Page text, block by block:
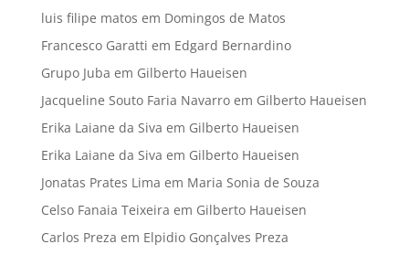
luis filipe matos em Domingos de Matos
Francesco Garatti em Edgard Bernardino
Grupo Juba em Gilberto Haueisen
Jacqueline Souto Faria Navarroem Gilberto Haueisen
Erika Laiane da Siva em Gilberto Haueisen
Erika Laiane da Siva em Gilberto Haueisen
Jonatas Prates Lima em Maria Sonia de Souza
Celso Fanaia Teixeira em Gilberto Haueisen
Carlos Preza em Elpidio Gonçalves Preza